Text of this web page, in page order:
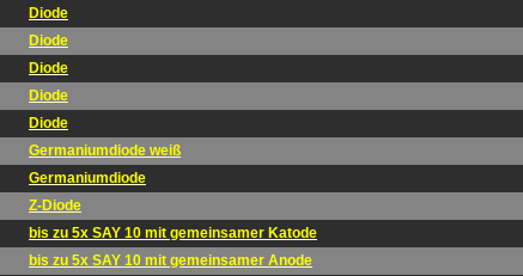
Diode
Diode
Diode
Diode
Diode
Germaniumdiode weiß
Germaniumdiode
Z-Diode
bis zu 5x SAY 10 mit gemeinsamer Katode
bis zu 5x SAY 10 mit gemeinsamer Anode